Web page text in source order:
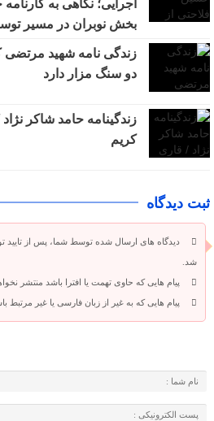
اجرایی؛ نگاهی به
بخش نوبران در مسیر
زندگی نامه شهید
دو سنگ مزار دارد
زندگینامه حامد شاکر
کریم
ثبت دیدگاه
دیدگاه های ارسال شده توسط شما، پس از تایید
شد.
پیام هایی که حاوی تهمت یا افترا باشد منتشر
پیام هایی که به غیر از زبان فارسی یا غیر مرتبط